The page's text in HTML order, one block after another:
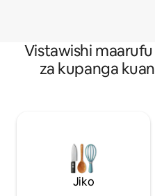
Vistawishi
za kupanga
Jiko